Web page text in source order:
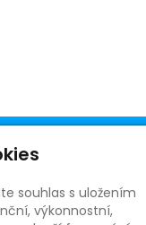
farnost Telnice
souhlas s uložením
výkonnostní,